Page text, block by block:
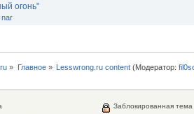
огонь"
nar
» Главное» Lesswrong.ru content(Модератор:
Заблокированная тема